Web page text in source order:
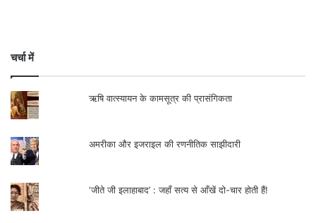
चर्चा में
ऋषि वात्स्यायन के कामसूत्र की प्रासंगिकता
अमरीका और इजराइल की रणनीतिक साझीदारी
‘जीते जी इलाहाबाद’ : जहाँ सत्य से आँखें दो-चार होती हैं!